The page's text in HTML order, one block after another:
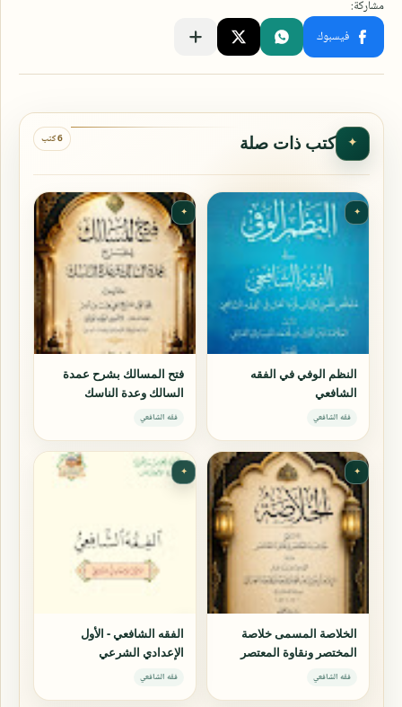
✦ كتب ذات صلة 6 كتب
✦
النظم الوفي في الفقه
الشافعي
فقه الشافعي
✦
فتح المسالك بشرح عمدة
السالك وعدة الناسك
فقه الشافعي
✦
الخلاصة المسمى خلاصة
المختصر ونقاوة المعتصر
فقه الشافعي
✦
الفقه الشافعي - الأول
الإعدادي الشرعي
فقه الشافعي